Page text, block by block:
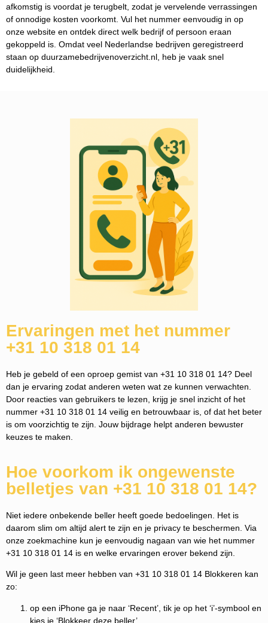
afkomstig is voordat je terugbelt, zodat je vervelende verrassingen
of onnodige kosten voorkomt. Vul het nummer eenvoudig in op
onze website en ontdek direct welk bedrijf of persoon eraan
gekoppeld is. Omdat veel Nederlandse bedrijven geregistreerd
staan op duurzamebedrijvenoverzicht.nl, heb je vaak snel
duidelijkheid.
Ervaringen met het nummer
+31 10 318 01 14
Heb je gebeld of een oproep gemist van +31 10 318 01 14? Deel
dan je ervaring zodat anderen weten wat ze kunnen verwachten.
Door reacties van gebruikers te lezen, krijg je snel inzicht of het
nummer +31 10 318 01 14 veilig en betrouwbaar is, of dat het beter
is om voorzichtig te zijn. Jouw bijdrage helpt anderen bewuster
keuzes te maken.
Hoe voorkom ik ongewenste
belletjes van +31 10 318 01 14?
Niet iedere onbekende beller heeft goede bedoelingen. Het is
daarom slim om altijd alert te zijn en je privacy te beschermen. Via
onze zoekmachine kun je eenvoudig nagaan van wie het nummer
+31 10 318 01 14 is en welke ervaringen erover bekend zijn.
Wil je geen last meer hebben van +31 10 318 01 14 Blokkeren kan
zo:
op een iPhone ga je naar ‘Recent’, tik je op het ‘i’-symbool en
kies je ‘Blokkeer deze beller’.